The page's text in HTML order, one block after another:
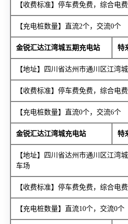
【收费标准】停车费免费，综合电费
【充电桩数量】直流2个，交流0个
金锐汇达江湾城五期充电站 特
【地址】四川省达州市通川区江湾
【收费标准】停车费免费，综合电费
【充电桩数量】直流0个，交流6个
金锐汇达江湾城充电站 特
【地址】四川省达州市通川区江湾
车场
【收费标准】停车费免费，综合电费
【充电桩数量】直流10个，交流0个